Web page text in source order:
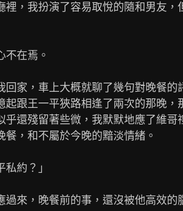
裡，我扮演了容易取悅的隨和男友，
不在焉。
回家，車上大概就聊了幾句對晚餐的
起跟王一平狹路相逢了兩次的那晚，
乎還殘留著些微，我默默地應了維哥
餐，和不屬於今晚的黯淡情緒。
約？」
過來，晚餐前的事，還沒被他高效的